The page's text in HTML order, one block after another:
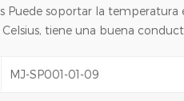
Puede soportar la temperatura
tiene una buena
MJ-SP001-01-09